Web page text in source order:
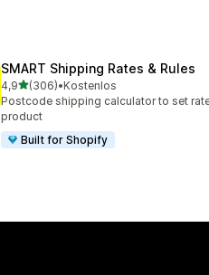
SMART Shipping Rates & Rules
4,9von 5 Sternen
(306)
306 Rezensionen insgesamt
•Kostenlos
Postcode shipping calculator to set
product
Built for Shopify